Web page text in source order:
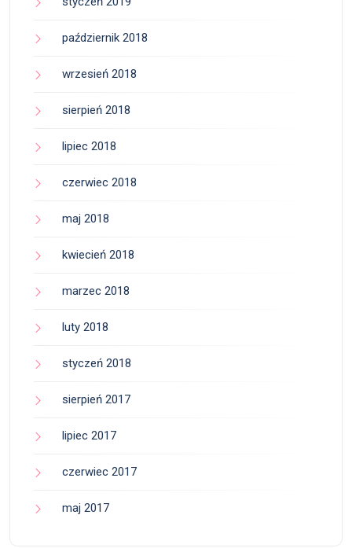
październik 2018
wrzesień 2018
sierpień 2018
lipiec 2018
czerwiec 2018
maj 2018
kwiecień 2018
marzec 2018
luty 2018
styczeń 2018
sierpień 2017
lipiec 2017
czerwiec 2017
maj 2017